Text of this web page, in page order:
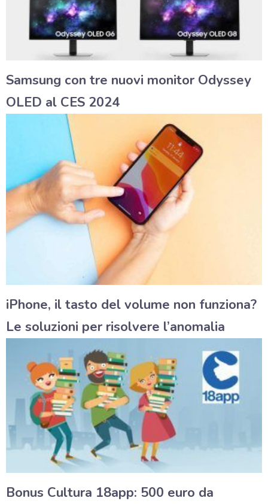
Samsung con tre nuovi monitor Odyssey
OLED al CES 2024
iPhone, il tasto del volume non funziona?
Le soluzioni per risolvere l’anomalia
Bonus Cultura 18app: 500 euro da